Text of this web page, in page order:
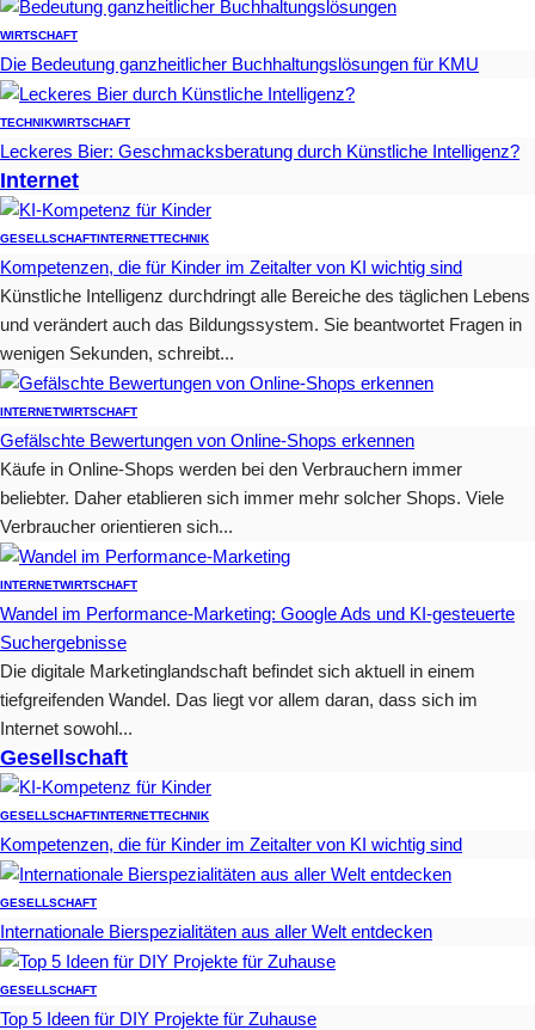
WIRTSCHAFT
Die Bedeutung ganzheitlicher Buchhaltungslösungen für KMU
TECHNIKWIRTSCHAFT
Leckeres Bier: Geschmacksberatung durch Künstliche Intelligenz?
Internet
GESELLSCHAFTINTERNETTECHNIK
Kompetenzen, die für Kinder im Zeitalter von KI wichtig sind
Künstliche Intelligenz durchdringt alle Bereiche des täglichen Lebens
und verändert auch das Bildungssystem. Sie beantwortet Fragen in
wenigen Sekunden, schreibt...
INTERNETWIRTSCHAFT
Gefälschte Bewertungen von Online-Shops erkennen
Käufe in Online-Shops werden bei den Verbrauchern immer
beliebter. Daher etablieren sich immer mehr solcher Shops. Viele
Verbraucher orientieren sich...
INTERNETWIRTSCHAFT
Wandel im Performance-Marketing: Google Ads und KI-gesteuerte
Suchergebnisse
Die digitale Marketinglandschaft befindet sich aktuell in einem
tiefgreifenden Wandel. Das liegt vor allem daran, dass sich im
Internet sowohl...
Gesellschaft
GESELLSCHAFTINTERNETTECHNIK
Kompetenzen, die für Kinder im Zeitalter von KI wichtig sind
GESELLSCHAFT
Internationale Bierspezialitäten aus aller Welt entdecken
GESELLSCHAFT
Top 5 Ideen für DIY Projekte für Zuhause